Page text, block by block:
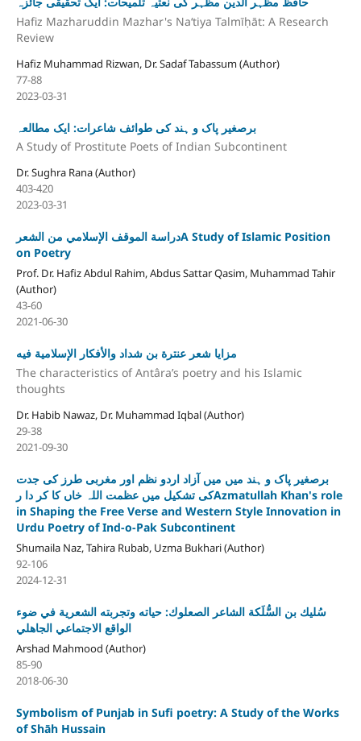
Hafiz Mazharuddin Mazhar's Naʻtiya Talmīḥāt: A Research
Review
Hafiz Muhammad Rizwan, Dr. Sadaf Tabassum (Author)
77-88
2023-03-31
برصغیر پاک و ہند کی طوائف شاعرات: ایک مطالعہ
A Study of Prostitute Poets of Indian Subcontinent
Dr. Sughra Rana (Author)
403-420
2023-03-31
دراسة الموقف الإسلامي من الشعرA Study of Islamic Position
on Poetry
Prof. Dr. Hafiz Abdul Rahim, Abdus Sattar Qasim, Muhammad Tahir
(Author)
43-60
2021-06-30
مزايا شعر عنترة بن شداد والأفکار الإسلامية فيه
The characteristics of Antâra’s poetry and his Islamic
thoughts
Dr. Habib Nawaz, Dr. Muhammad Iqbal (Author)
29-38
2021-09-30
برصغیر پاک و ہند میں میں آزاد اردو نظم اور مغربی طرز کی جدت
کی تشکیل میں عظمت اللہ خاں کا کر دا رAzmatullah Khan's role
in Shaping the Free Verse and Western Style Innovation in
Urdu Poetry of Ind-o-Pak Subcontinent
Shumaila Naz, Tahira Rubab, Uzma Bukhari (Author)
92-106
2024-12-31
سُليك بن السُّلَكة الشاعر الصعلوك: حياته وتجربته الشعرية في ضوء
الواقع الاجتماعي الجاهلي
Arshad Mahmood (Author)
85-90
2018-06-30
Symbolism of Punjab in Sufi poetry: A Study of the Works
of Shāh Hussain